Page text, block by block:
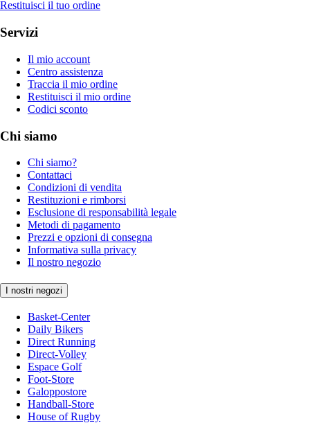
Restituisci il tuo ordine
Servizi
Il mio account
Centro assistenza
Traccia il mio ordine
Restituisci il mio ordine
Codici sconto
Chi siamo
Chi siamo?
Contattaci
Condizioni di vendita
Restituzioni e rimborsi
Esclusione di responsabilità legale
Metodi di pagamento
Prezzi e opzioni di consegna
Informativa sulla privacy
Il nostro negozio
I nostri negozi
Basket-Center
Daily Bikers
Direct Running
Direct-Volley
Espace Golf
Foot-Store
Galoppostore
Handball-Store
House of Rugby